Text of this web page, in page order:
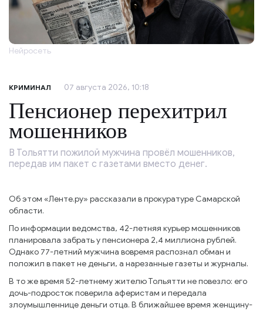
Нейросеть
КРИМИНАЛ 07 августа 2026, 10:18
Пенсионер перехитрил
мошенников
В Тольятти пожилой мужчина провёл мошенников,
передав им пакет с газетами вместо денег.
Об этом «Ленте.ру» рассказали в прокуратуре Самарской
области.
По информации ведомства, 42-летняя курьер мошенников
планировала забрать у пенсионера 2,4 миллиона рублей.
Однако 77-летний мужчина вовремя распознал обман и
положил в пакет не деньги, а нарезанные газеты и журналы.
В то же время 52-летнему жителю Тольятти не повезло: его
дочь-подросток поверила аферистам и передала
злоумышленнице деньги отца. В ближайшее время женщину-